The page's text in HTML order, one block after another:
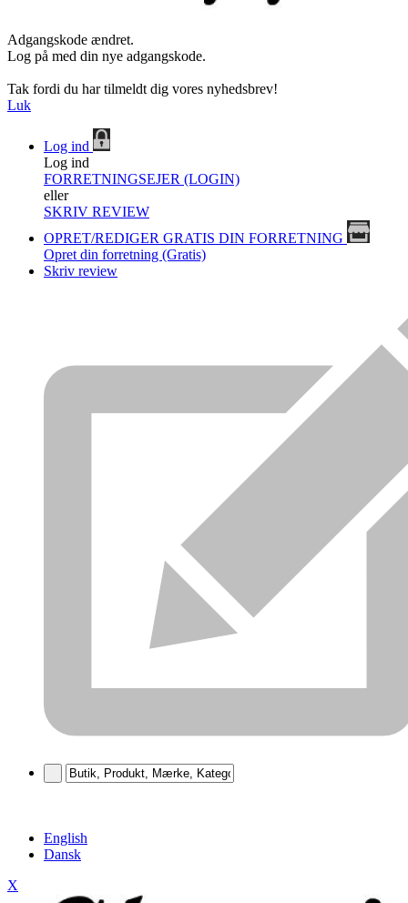
Adgangskode ændret.
Log på med din nye adgangskode.
Tak fordi du har tilmeldt dig vores nyhedsbrev!
Luk
Log ind
Log ind
FORRETNINGSEJER (LOGIN)
eller
SKRIV REVIEW
OPRET/REDIGER GRATIS DIN FORRETNING
Opret din forretning (Gratis)
Skriv review
English
Dansk
X